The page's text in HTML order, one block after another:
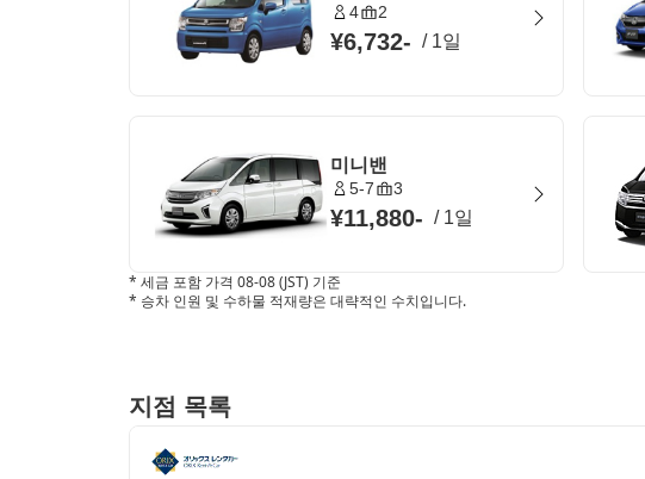
4 2
¥6,732- / 1일
미니밴
5-7 3
¥11,880- / 1일
* 세금 포함 가격 08-08 (JST) 기준
* 승차 인원 및 수하물 적재량은 대략적인 수치입니다.
지점 목록